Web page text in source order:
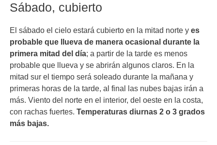
Sábado, cubierto
El sábado el cielo estará cubierto en la mitad norte y es
probable que llueva de manera ocasional durante la
primera mitad del día; a partir de la tarde es menos
probable que llueva y se abrirán algunos claros. En la
mitad sur el tiempo será soleado durante la mañana y
primeras horas de la tarde, al final las nubes bajas irán a
más. Viento del norte en el interior, del oeste en la costa,
con rachas fuertes. Temperaturas diurnas 2 o 3 grados
más bajas.